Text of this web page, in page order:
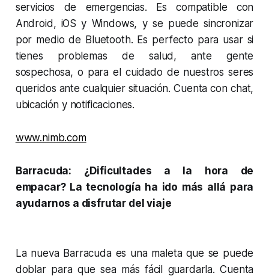
servicios de emergencias. Es compatible con
Android, iOS y Windows, y se puede sincronizar
por medio de Bluetooth. Es perfecto para usar si
tienes problemas de salud, ante gente
sospechosa, o para el cuidado de nuestros seres
queridos ante cualquier situación. Cuenta con chat,
ubicación y notificaciones.
www.nimb.com
Barracuda: ¿Dificultades a la hora de
empacar? La tecnología ha ido más allá para
ayudarnos a disfrutar del viaje
La nueva Barracuda es una maleta que se puede
doblar para que sea más fácil guardarla. Cuenta